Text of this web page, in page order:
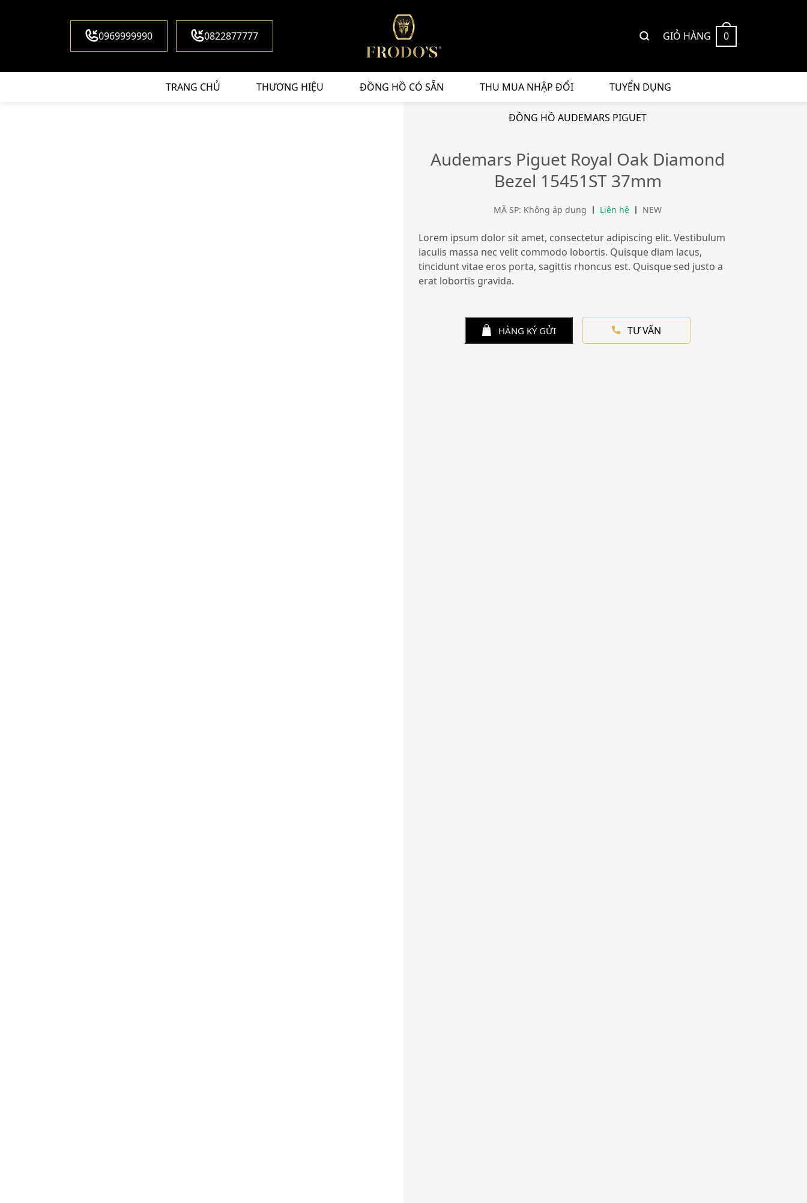
0969999990 0822877777 GIỎ HÀNG 0
TRANG CHỦ THƯƠNG HIỆU ĐỒNG HỒ CÓ SẴN THU MUA NHẬP ĐỔI TUYỂN DỤNG
ĐỒNG HỒ AUDEMARS PIGUET
Audemars Piguet Royal Oak Diamond
Bezel 15451ST 37mm
MÃ SP: Không áp dụng Liên hệ NEW
Lorem ipsum dolor sit amet, consectetur adipiscing elit. Vestibulum
iaculis massa nec velit commodo lobortis. Quisque diam lacus,
tincidunt vitae eros porta, sagittis rhoncus est. Quisque sed justo a
erat lobortis gravida.
HÀNG KÝ GỬI TƯ VẤN